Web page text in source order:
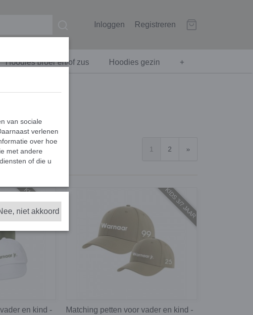
Inloggen Registreren
Hoodies broer en/of zus Hoodies gezin +
1 2 »
KIDS 6MND/5J
en kind -
KIDS 3/7 JAAR
Matching petten voor vader en kind -
van sociale
verlenen
over hoe
met andere
of die u
niet akkoord